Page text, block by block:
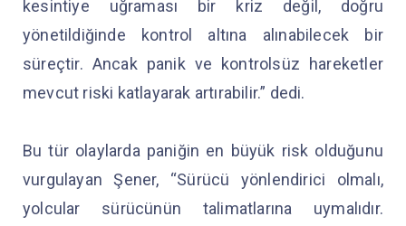
kesintiye uğraması bir kriz değil, doğru
yönetildiğinde kontrol altına alınabilecek bir
süreçtir. Ancak panik ve kontrolsüz hareketler
mevcut riski katlayarak artırabilir.” dedi.
Bu tür olaylarda paniğin en büyük risk olduğunu
vurgulayan Şener, “Sürücü yönlendirici olmalı,
yolcular sürücünün talimatlarına uymalıdır.